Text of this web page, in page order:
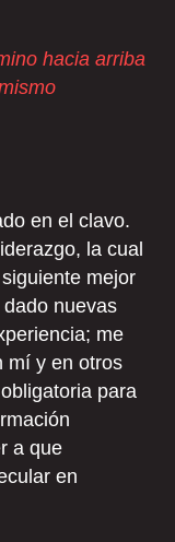
hacia arriba
en el clavo.
la cual
mejor
nuevas
me
mí y en otros
para
a que
en